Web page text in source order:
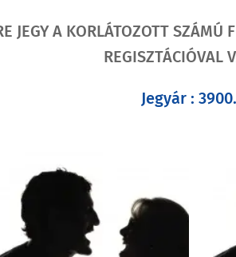
JEGY A KORLÁTOZOTT SZÁMÚ
REGISZTÁCIÓVAL
Jegyár :